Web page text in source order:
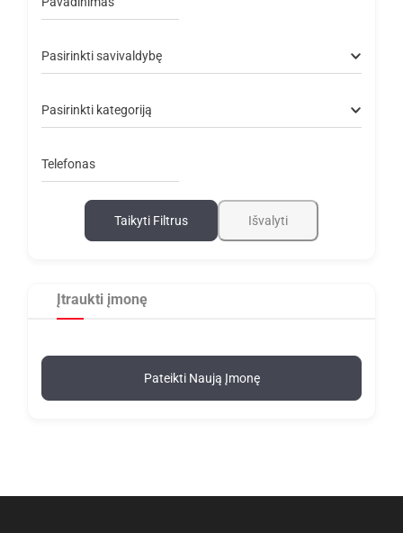
Pasirinkti savivaldybę
Pasirinkti kategoriją
Telefonas
Taikyti Filtrus Išvalyti
Įtraukti įmonę
Pateikti Naują Įmonę